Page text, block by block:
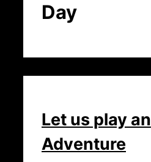
Day
Let us play an
Adventure